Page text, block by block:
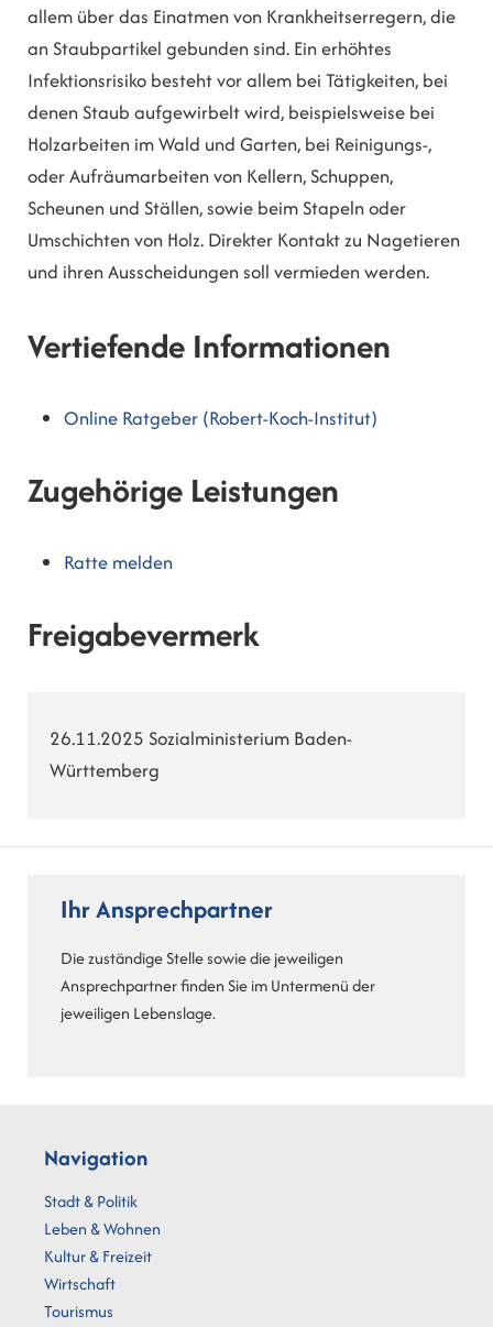
allem über das Einatmen von Krankheitserregern, die
an Staubpartikel gebunden sind. Ein erhöhtes
Infektionsrisiko besteht vor allem bei Tätigkeiten, bei
denen Staub aufgewirbelt wird, beispielsweise bei
Holzarbeiten im Wald und Garten, bei Reinigungs-,
oder Aufräumarbeiten von Kellern, Schuppen,
Scheunen und Ställen, sowie beim Stapeln oder
Umschichten von Holz. Direkter Kontakt zu Nagetieren
und ihren Ausscheidungen soll vermieden werden.
Vertiefende Informationen
Online Ratgeber (Robert-Koch-Institut)
Zugehörige Leistungen
Ratte melden
Freigabevermerk
26.11.2025 Sozialministerium Baden-
Württemberg
Ihr Ansprechpartner
Die zuständige Stelle sowie die jeweiligen
Ansprechpartner finden Sie im Untermenü der
jeweiligen Lebenslage.
Navigation
Stadt & Politik
Leben & Wohnen
Kultur & Freizeit
Wirtschaft
Tourismus